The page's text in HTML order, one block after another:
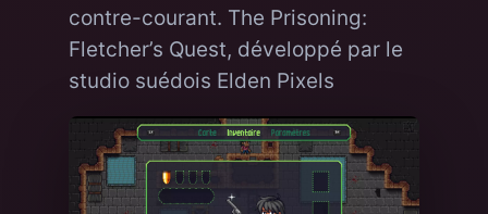
contre-courant. The Prisoning:
Fletcher’s Quest, développé par le
studio suédois Elden Pixels